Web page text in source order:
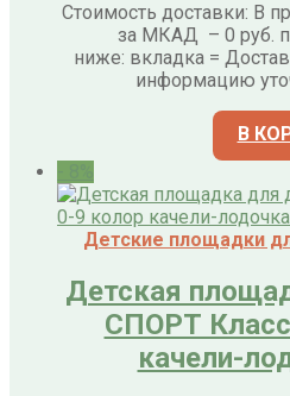
Стоимость доставки: В
за МКАД – 0 руб.
ниже: вкладка =
информацию
В
Детские площадки
Детская
СПОРТ
качели-